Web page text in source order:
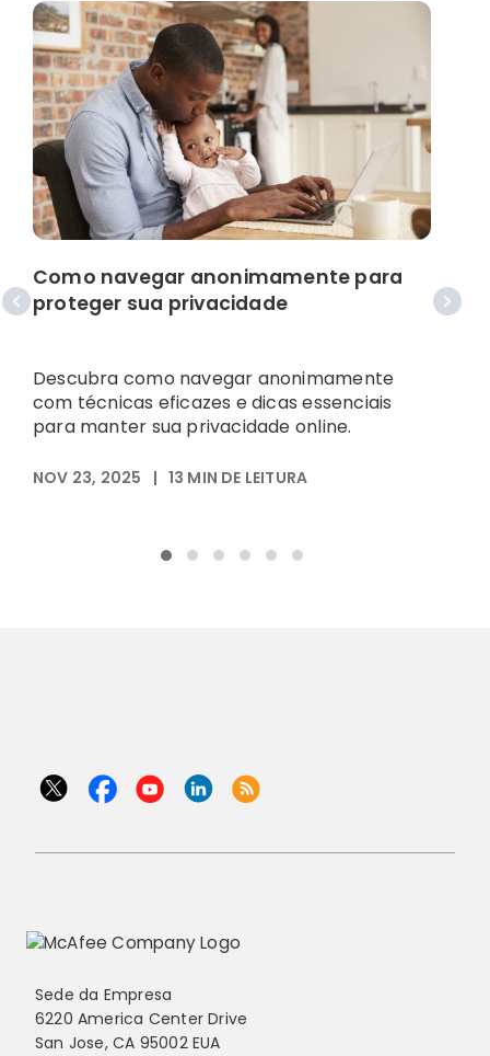
Como navegar anonimamente para
proteger sua privacidade
Descubra como navegar anonimamente
com técnicas eficazes e dicas essenciais
para manter sua privacidade online.
NOV 23, 2025 | 13 MIN DE LEITURA
Sede da Empresa
6220 America Center Drive
San Jose, CA 95002 EUA